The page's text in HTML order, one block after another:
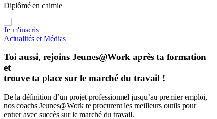
Diplômé en chimie
Je m'inscris
Actualités et Médias
Toi aussi, rejoins Jeunes@Work après ta formation
et
trouve ta place sur le marché du travail !
De la définition d’un projet professionnel jusqu’au premier emploi,
nos coachs Jeunes@Work te procurent les meilleurs outils pour
entrer avec succès sur le marché du travail.